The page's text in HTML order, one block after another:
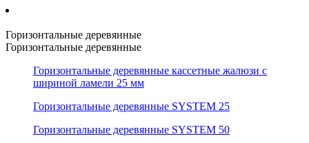
Горизонтальные деревянные
Горизонтальные деревянные
Горизонтальные деревянные кассетные жалюзи с
шириной ламели 25 мм
Горизонтальные деревянные SYSTEM 25
Горизонтальные деревянные SYSTEM 50